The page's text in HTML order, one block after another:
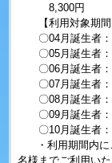
8,300円
【利用対象期間
〇04月誕生者：
〇05月誕生者：
〇06月誕生者：
〇07月誕生者：
〇08月誕生者：
〇09月誕生者：
〇10月誕生者：
・利用期間内に
名様までご利用いた